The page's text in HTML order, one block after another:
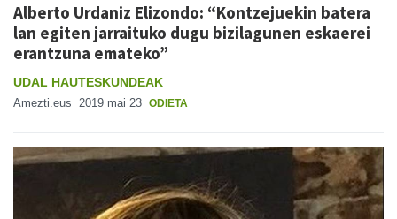
Alberto Urdaniz Elizondo: “Kontzejuekin batera
lan egiten jarraituko dugu bizilagunen eskaerei
erantzuna emateko”
UDAL HAUTESKUNDEAK
Amezti.eus 2019 mai 23 ODIETA